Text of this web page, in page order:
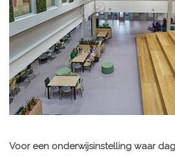
Voor een onderwijsinstelling waar